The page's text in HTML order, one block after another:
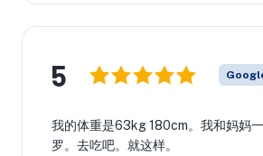
5
我的体重是63kg 180cm。我和妈妈
罗。去吃吧。就这样。